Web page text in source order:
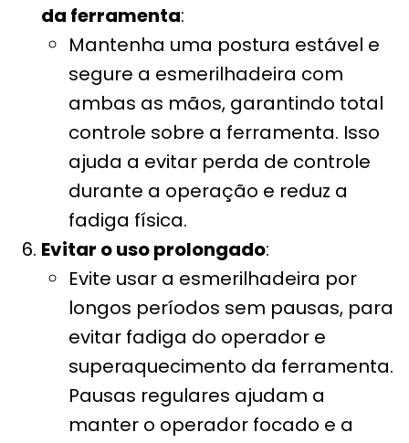
da ferramenta:
Mantenha uma postura estável e
segure a esmerilhadeira com
ambas as mãos, garantindo total
controle sobre a ferramenta. Isso
ajuda a evitar perda de controle
durante a operação e reduz a
fadiga física.
Evitar o uso prolongado:
Evite usar a esmerilhadeira por
longos períodos sem pausas, para
evitar fadiga do operador e
superaquecimento da ferramenta.
Pausas regulares ajudam a
manter o operador focado e a